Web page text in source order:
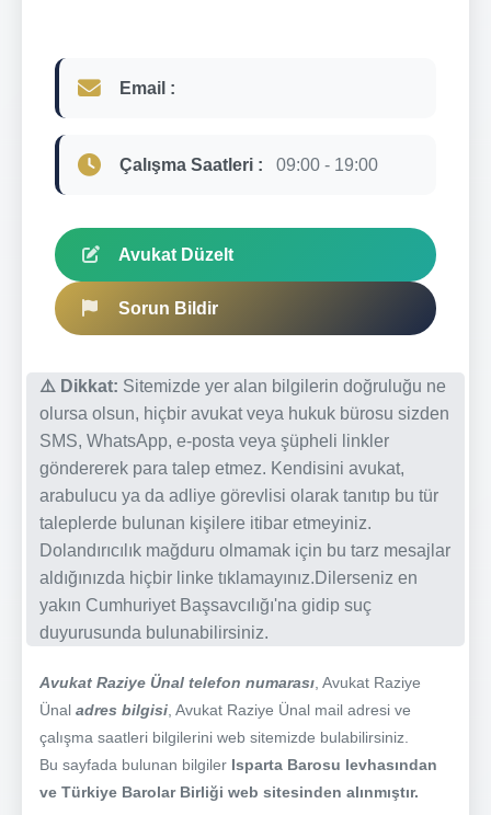
Email :
Çalışma Saatleri : 09:00 - 19:00
Avukat Düzelt
Sorun Bildir
⚠️ Dikkat: Sitemizde yer alan bilgilerin doğruluğu ne
olursa olsun, hiçbir avukat veya hukuk bürosu sizden
SMS, WhatsApp, e-posta veya şüpheli linkler
göndererek para talep etmez. Kendisini avukat,
arabulucu ya da adliye görevlisi olarak tanıtıp bu tür
taleplerde bulunan kişilere itibar etmeyiniz.
Dolandırıcılık mağduru olmamak için bu tarz mesajlar
aldığınızda hiçbir linke tıklamayınız.Dilerseniz en
yakın Cumhuriyet Başsavcılığı'na gidip suç
duyurusunda bulunabilirsiniz.
Avukat Raziye Ünal telefon numarası , Avukat Raziye
Ünal adres bilgisi , Avukat Raziye Ünal mail adresi ve
çalışma saatleri bilgilerini web sitemizde bulabilirsiniz.
Bu sayfada bulunan bilgiler Isparta Barosu levhasından
ve Türkiye Barolar Birliği web sitesinden alınmıştır.